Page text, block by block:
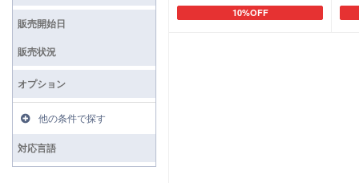
10%OFF
カートに追加
販売開始日
販売状況
オプション
他の条件で探す
対応言語